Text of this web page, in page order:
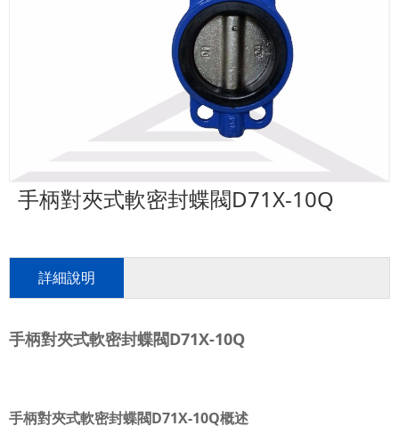
手柄對夾式軟密封蝶閥D71X-10Q
詳細說明
手柄對夾式軟密封蝶閥D71X-10Q
手柄對夾式軟密封蝶閥D71X-10Q概述